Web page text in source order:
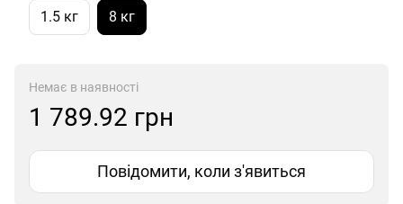
1.5 кг 8 кг
Немає в наявності
1 789.92 грн
Повідомити, коли з'явиться